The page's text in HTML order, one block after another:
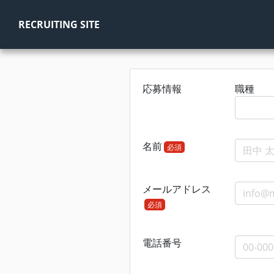
RECRUITING SITE
応募情報 職種
名前 必須
メールアドレス
必須
電話番号